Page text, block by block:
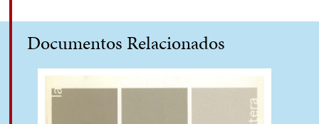
Documentos Relacionados